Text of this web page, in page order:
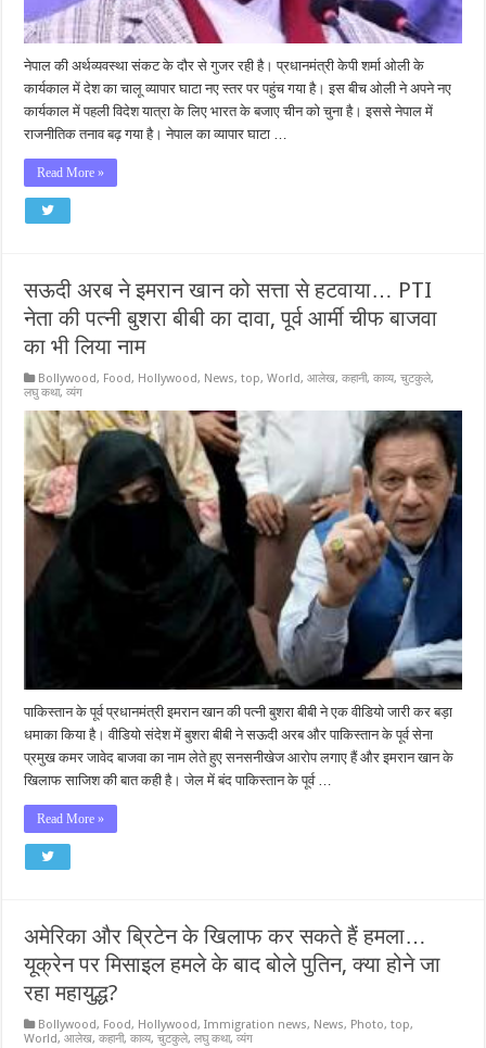
नेपाल की अर्थव्यवस्था संकट के दौर से गुजर रही है। प्रधानमंत्री केपी शर्मा ओली के
कार्यकाल में देश का चालू व्यापार घाटा नए स्तर पर पहुंच गया है। इस बीच ओली ने अपने नए
कार्यकाल में पहली विदेश यात्रा के लिए भारत के बजाए चीन को चुना है। इससे नेपाल में
राजनीतिक तनाव बढ़ गया है। नेपाल का व्यापार घाटा …
Read More »
सऊदी अरब ने इमरान खान को सत्ता से हटवाया… PTI
नेता की पत्नी बुशरा बीबी का दावा, पूर्व आर्मी चीफ बाजवा
का भी लिया नाम
Bollywood, Food, Hollywood, News,top,World,आलेख,कहानी,काव्य,चुटकुले,
लघु कथा,व्यंग
पाकिस्तान के पूर्व प्रधानमंत्री इमरान खान की पत्नी बुशरा बीबी ने एक वीडियो जारी कर बड़ा
धमाका किया है। वीडियो संदेश में बुशरा बीबी ने सऊदी अरब और पाकिस्तान के पूर्व सेना
प्रमुख कमर जावेद बाजवा का नाम लेते हुए सनसनीखेज आरोप लगाए हैं और इमरान खान के
खिलाफ साजिश की बात कही है। जेल में बंद पाकिस्तान के पूर्व …
Read More »
अमेरिका और ब्रिटेन के खिलाफ कर सकते हैं हमला…
यूक्रेन पर मिसाइल हमले के बाद बोले पुतिन, क्या होने जा
रहा महायुद्ध?
Bollywood, Food, Hollywood,Immigration news, News, Photo,top,
World,आलेख,कहानी,काव्य,चुटकुले,लघु कथा,व्यंग